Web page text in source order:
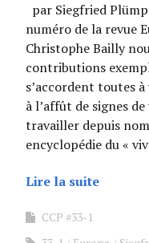
par Siegfried
numéro de la revue
Christophe Bailly
contributions
s’accordent toutes
à l’affût de signes
travailler depuis
encyclopédie du «
Lire la suite
CCP #33-1